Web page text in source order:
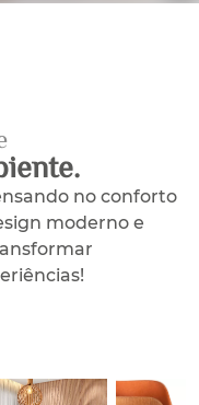
nte.
no conforto
moderno e